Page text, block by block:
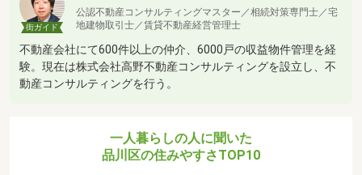
街ガイド
公認不動産コンサルティングマスター／相続対策専門士／宅
地建物取引士／賃貸不動産経営管理士
不動産会社にて600件以上の仲介、6000戸の収益物件管理を経
験。現在は株式会社高野不動産コンサルティングを設立し、不
動産コンサルティングを行う。
一人暮らしの人に聞いた
品川区の住みやすさTOP10